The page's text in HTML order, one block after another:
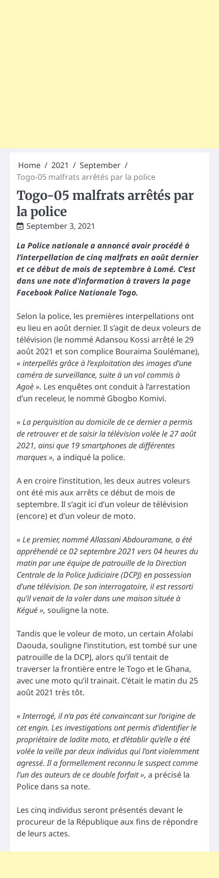
Home 2021
September
Togo-05 malfrats arrêtés par la police
Togo-05 malfrats arrêtés par
la police
September 3, 2021
La Police nationale a annoncé avoir procédé à
l’interpellation de cinq malfrats en août dernier
et ce début de mois de septembre à Lomé. C’est
dans une note d’information à travers la page
Facebook Police Nationale Togo.
Selon la police, les premières interpellations ont
eu lieu en août dernier. Il s’agit de deux voleurs de
télévision (le nommé Adansou Kossi arrêté le 29
août 2021 et son complice Bouraima Soulémane),
« interpellés grâce à l’exploitation des images d’une
caméra de surveillance, suite à un vol commis à
Agoè ». Les enquêtes ont conduit à l’arrestation
d’un receleur, le nommé Gbogbo Komivi.
«La perquisition au domicile de ce dernier a permis
de retrouver et de saisir la télévision volée le 27 août
2021, ainsi que 19 smartphones de différentes
marques », a indiqué la police.
A en croire l’institution, les deux autres voleurs
ont été mis aux arrêts ce début de mois de
septembre. Il s’agit ici d’un voleur de télévision
(encore) et d’un voleur de moto.
« Le premier, nommé Allassani Abdouramane, a été
appréhendé ce 02 septembre 2021 vers 04 heures du
matin par une équipe de patrouille de la Direction
Centrale de la Police Judiciaire (DCPJ) en possession
d’une télévision. De son interrogatoire, il est ressorti
qu’il venait de la voler dans une maison située à
Kégué », souligne la note.
Tandis que le voleur de moto, un certain Afolabi
Daouda, souligne l’institution, est tombé sur une
patrouille de la DCPJ, alors qu’il tentait de
traverser la frontière entre le Togo et le Ghana,
avec une moto qu’il trainait. C’était le matin du 25
août 2021 très tôt.
« Interrogé, il n’a pas été convaincant sur l’origine de
cet engin. Les investigations ont permis d’identifier le
propriétaire de ladite moto, et d’établir qu’elle a été
volée la veille par deux individus qui l’ont violemment
agressé. Il a formellement reconnu le suspect comme
l’un des auteurs de ce double forfait », a précisé la
Police dans sa note.
Les cinq individus seront présentés devant le
procureur de la République aux fins de répondre
de leurs actes.